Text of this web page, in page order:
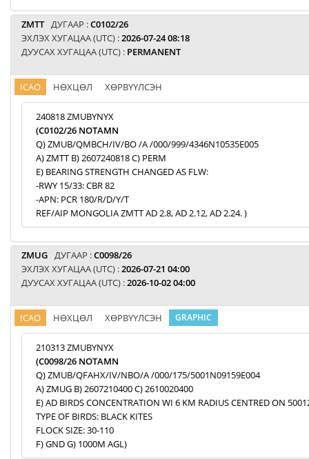
ZMTT ДУГААР :C0102/26
ЭХЛЭХ ХУГАЦАА (UTC) :2026-07-24 08:18
ДУУСАХ ХУГАЦАА (UTC) : PERMANENT
ICAO НӨХЦӨЛ ХӨРВҮҮЛСЭН
240818 ZMUBYNYX
(C0102/26 NOTAMN
Q) ZMUB/QMBCH/IV/BO /A /000/999/4346N10535E005
A) ZMTT B) 2607240818 C) PERM
E) BEARING STRENGTH CHANGED AS FLW:
-RWY 15/33: CBR 82
-APN: PCR 180/R/D/Y/T
REF/AIP MONGOLIA ZMTT AD 2.8, AD 2.12, AD 2.24. )
ZMUG ДУГААР :C0098/26
ЭХЛЭХ ХУГАЦАА (UTC) :2026-07-21 04:00
ДУУСАХ ХУГАЦАА (UTC) :2026-10-02 04:00
ICAO НӨХЦӨЛ ХӨРВҮҮЛСЭН GRAPHIC
210313 ZMUBYNYX
(C0098/26 NOTAMN
Q) ZMUB/QFAHX/IV/NBO/A /000/175/5001N09159E004
A) ZMUG B) 2607210400 C) 2610020400
E) AD BIRDS CONCENTRATION WI 6 KM RADIUS CENTRED ON
TYPE OF BIRDS: BLACK KITES
FLOCK SIZE: 30-110
F) GND G) 1000M AGL)